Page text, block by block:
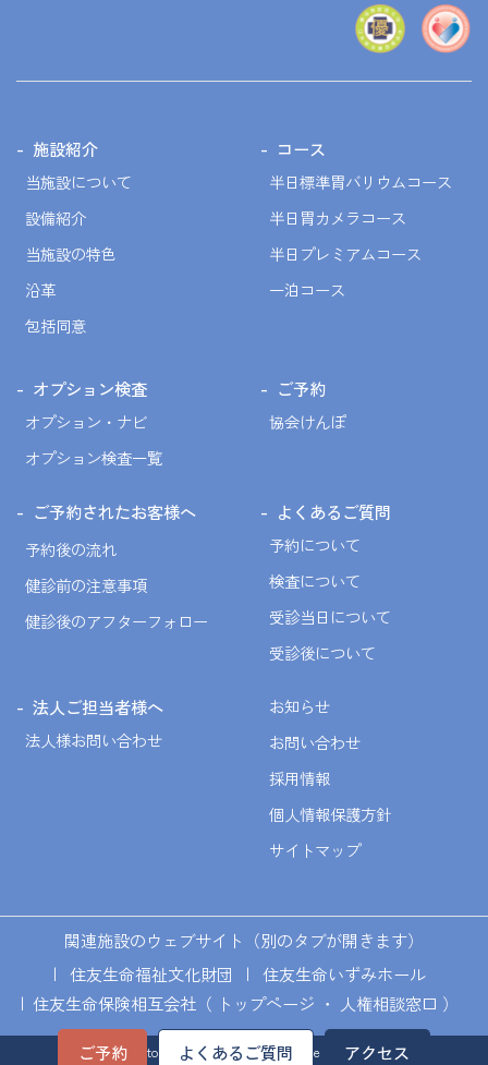
ご予約 よくあるご質問 アクセス
施設紹介
当施設について
設備紹介
当施設の特色
沿革
包括同意
コース
半日標準胃バリウムコース
半日胃カメラコース
半日プレミアムコース
一泊コース
オプション検査
オプション・ナビ
オプション検査一覧
ご予約
協会けんぽ
ご予約されたお客様へ
予約後の流れ
健診前の注意事項
健診後のアフターフォロー
よくあるご質問
予約について
検査について
受診当日について
受診後について
法人ご担当者様へ
法人様お問い合わせ
お知らせ
お問い合わせ
採用情報
個人情報保護方針
サイトマップ
関連施設のウェブサイト（別のタブが開きます）
住友生命福祉文化財団
住友生命いずみホール
住友生命保険相互会社（ トップページ ・ 人権相談窓口 ）
© Sumitomo Life Welfare and Culture Foundation